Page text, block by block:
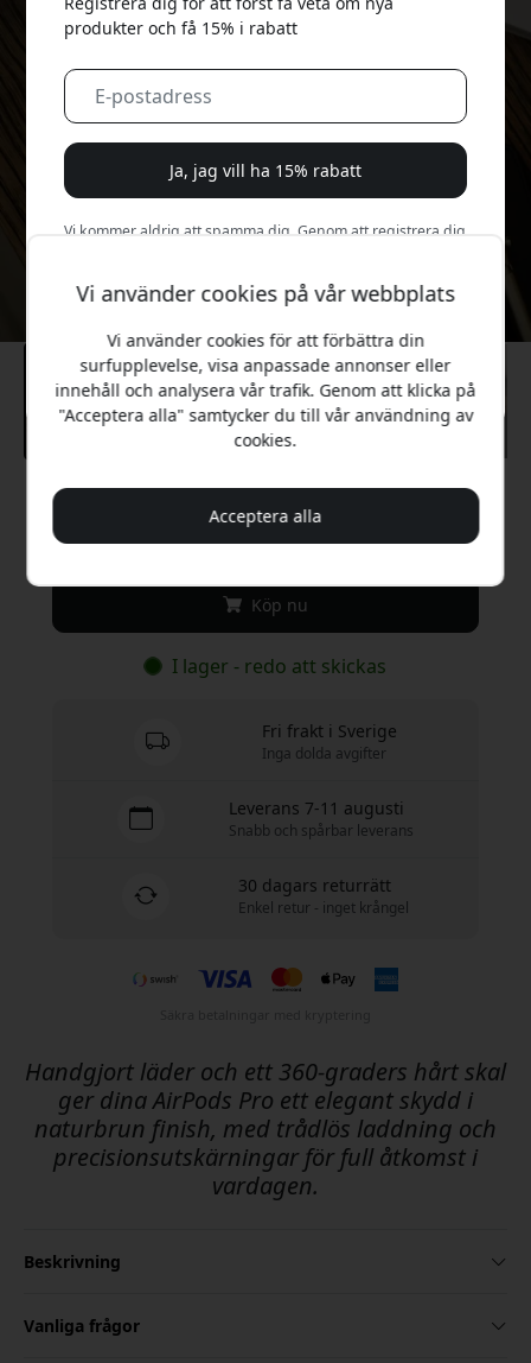
Rekommenderat pris
499 SEK
Köp nu
I lager - redo att skickas
Fri frakt i Sverige
Inga dolda avgifter
Leverans 7-11 augusti
Snabb och spårbar leverans
30 dagars returrätt
Enkel retur - inget krångel
Handgjort läder och ett 360-graders hårt skal
ger dina AirPods Pro ett elegant skydd i
naturbrun finish, med trådlös laddning och
precisionsutskärningar för full åtkomst i
vardagen.
Beskrivning
Vanliga frågor
Vi använder cookies på vår webbplats
Vi använder cookies för att förbättra din
surfupplevelse, visa anpassade annonser eller
innehåll och analysera vår trafik. Genom att klicka på
"Acceptera alla" samtycker du till vår användning av
cookies.
Acceptera alla
produkter och få 15% i rabatt
Ja, jag vill ha 15% rabatt
Vi kommer aldrig att spamma dig. Genom att registrera dig
utbildningsserier och specialerbjudanden.
Nej, jag betalar hellre fullt pris.